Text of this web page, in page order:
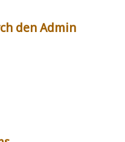
den Admin